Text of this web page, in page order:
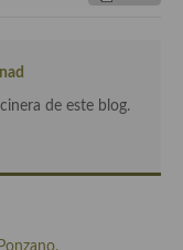
aromáticas o
de este blog.